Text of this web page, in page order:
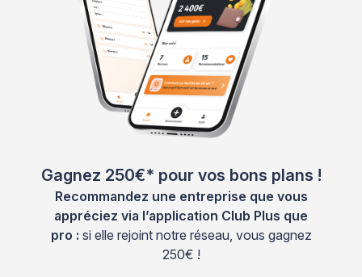
Gagnez 250€* pour vos bons plans !
Recommandez une entreprise que vous
appréciez via l’application Club Plus que
pro : si elle rejoint notre réseau, vous gagnez
250€ !